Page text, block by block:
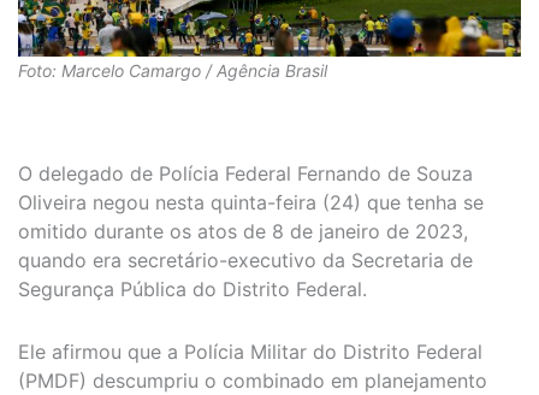
Foto: Marcelo Camargo / Agência Brasil
O delegado de Polícia Federal Fernando de Souza
Oliveira negou nesta quinta-feira (24) que tenha se
omitido durante os atos de 8 de janeiro de 2023,
quando era secretário-executivo da Secretaria de
Segurança Pública do Distrito Federal.
Ele afirmou que a Polícia Militar do Distrito Federal
(PMDF) descumpriu o combinado em planejamento